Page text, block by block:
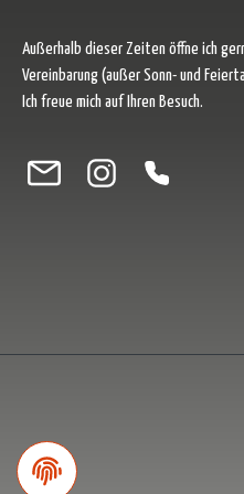
Außerhalb dieser Zeiten öffne ich
Vereinbarung (außer Sonn- und
Ich freue mich auf Ihren Besuch.
Besuche uns auf Facebook – öffnet
Schau auf Instagram
Lass dich auf
Folge uns auf X